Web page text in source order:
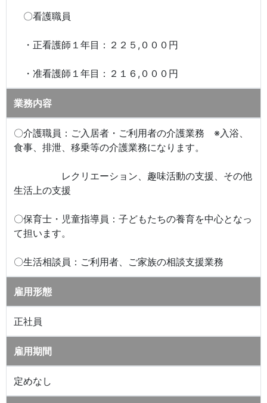
〇看護職員
・正看護師１年目：２２５,０００円
・准看護師１年目：２１６,０００円
業務内容
〇介護職員：ご入居者・ご利用者の介護業務 ※入浴、
食事、排泄、移乗等の介護業務になります。
レクリエーション、趣味活動の支援、その他
生活上の支援
〇保育士・児童指導員：子どもたちの養育を中心となっ
て担います。
〇生活相談員：ご利用者、ご家族の相談支援業務
雇用形態
正社員
雇用期間
定めなし